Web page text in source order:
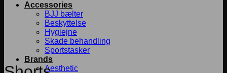
Accessories
BJJ bælter
Beskyttelse
Hygiejne
Skade behandling
Sportstasker
Brands
Aesthetic